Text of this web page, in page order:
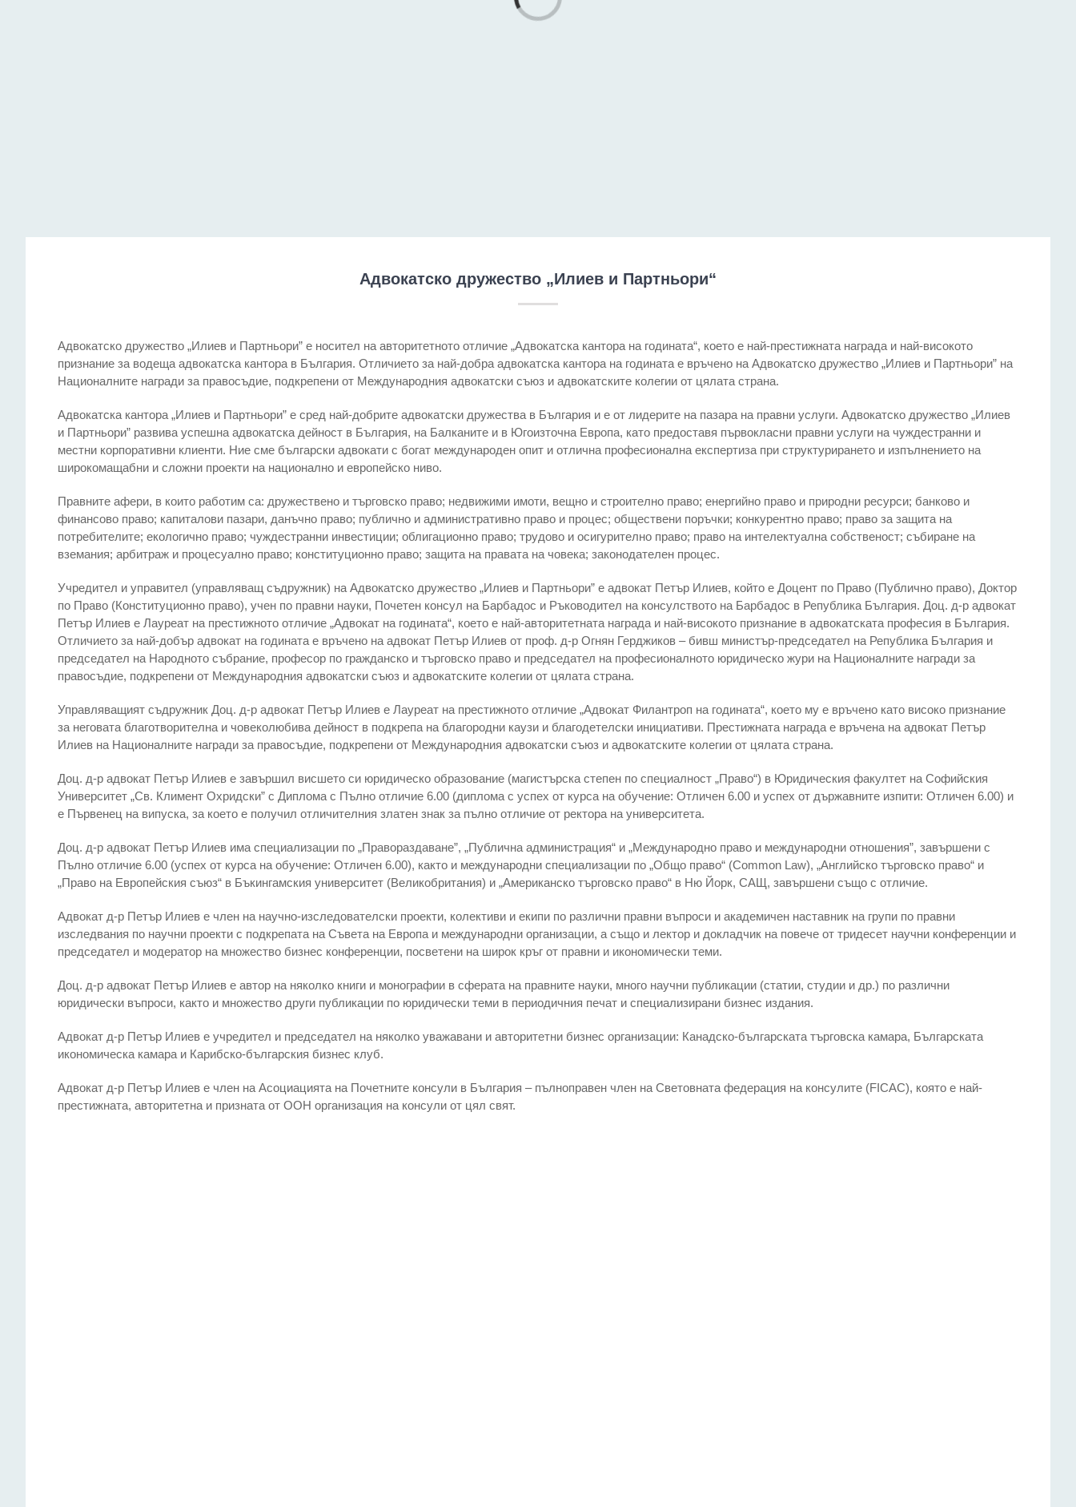
Адвокатско дружество „Илиев и Партньори“
Адвокатско дружество „Илиев и Партньoри” е носител на авторитетното отличие „Адвокатска кантора на годината“, което е най-престижната награда и най-високото
признание за водеща адвокатска кантора в България. Отличието за най-добра адвокатска кантора на годината е връчено на Адвокатско дружество „Илиев и Партньoри” на
Националните награди за правосъдие, подкрепени от Международния адвокатски съюз и адвокатските колегии от цялата странa.
Адвокатска кантора „Илиев и Партньoри” е сред най-добрите адвокатски дружества в България и е от лидерите на пазара на правни услуги. Адвокатско дружество „Илиев
и Партньoри” развива успешна адвокатска дейност в България, на Балканите и в Югоизточна Европа, като предоставя първокласни правни услуги на чуждестранни и
местни корпоративни клиенти. Ние сме български адвокати с богат международен опит и отлична професионална експертиза при структурирането и изпълнението на
широкомащабни и сложни проекти на национално и европейско ниво.
Правните афери, в които работим са: дружествено и търговско право; недвижими имоти, вещно и строително право; енергийно право и природни ресурси; банково и
финансово право; капиталови пазари, данъчно право; публично и административно право и процес; обществени поръчки; конкурентно право; право за защита на
потребителите; екологично право; чуждестранни инвестиции; облигационно право; трудово и осигурително право; право на интелектуална собственост; събиране на
вземания; арбитраж и процесуално право; конституционно право; защита на правата на човека; законодателен процес.
Учредител и управител (управляващ съдружник) на Адвокатско дружество „Илиев и Партньoри” e адвокат Петър Илиев, който е Доцент по Право (Публично право), Доктор
по Право (Конституционно право), учен по правни науки, Почетен консул на Барбадос и Ръководител на консулството на Барбадос в Република България. Доц. д-р адвокат
Петър Илиев е Лауреат на престижното отличие „Адвокат на годината“, което е най-авторитетната награда и най-високото признание в адвокатската професия в България.
Отличието за най-добър адвокат на годината е връчено на адвокат Петър Илиев от проф. д-р Огнян Герджиков – бивш министър-председател на Република България и
председател на Народното събрание, професор по гражданско и търговско право и председател на професионалното юридическо жури на Националните награди за
правосъдие, подкрепени от Международния адвокатски съюз и адвокатските колегии от цялата страна.
Управляващият съдружник Доц. д-р адвокат Петър Илиев е Лауреат на престижното отличие „Адвокат Филантроп на годината“, което му е връчено като високо признание
за неговата благотворителна и човеколюбива дейност в подкрепа на благородни каузи и благодетелски инициативи. Престижната награда е връчена на адвокат Петър
Илиев на Националните награди за правосъдие, подкрепени от Международния адвокатски съюз и адвокатските колегии от цялата страна.
Доц. д-р адвокат Петър Илиев е завършил висшето си юридическо образование (магистърска степен по специалност „Право“) в Юридическия факултет на Софийския
Университет „Св. Климент Охридски” с Диплома с Пълно отличие 6.00 (диплома с успех от курса на обучение: Отличен 6.00 и успех от държавните изпити: Отличен 6.00) и
е Първенец на випуска, за което е получил отличителния златен знак за пълно отличие от ректора на университета.
Доц. д-р адвокат Петър Илиев има специализации по „Правораздаване”, „Публична администрация“ и „Международно право и международни отношения”, завършени с
Пълно отличие 6.00 (успех от курса на обучение: Отличен 6.00), както и международни специализации по „Общо право“ (Common Law), „Английско търговско право“ и
„Право на Европейския съюз“ в Бъкингамския университет (Великобритания) и „Американско търговско право“ в Ню Йорк, САЩ, завършени също с отличие.
Адвокат д-р Петър Илиев е член на научно-изследователски проекти, колективи и екипи по различни правни въпроси и академичен наставник на групи по правни
изследвания по научни проекти с подкрепата на Съвета на Европа и международни организации, а също и лектор и докладчик на повече от тридесет научни конференции и
председател и модератор на множество бизнес конференции, посветени на широк кръг от правни и икономически теми.
Доц. д-р адвокат Петър Илиев е автор на няколко книги и монографии в сферата на правните науки, много научни публикации (статии, студии и др.) по различни
юридически въпроси, както и множество други публикации по юридически теми в периодичния печат и специализирани бизнес издания.
Адвокат д-р Петър Илиев е учредител и председател на няколко уважавани и авторитетни бизнес организации: Канадско-българската търговска камара, Българската
икономическа камара и Карибско-българския бизнес клуб.
Адвокат д-р Петър Илиев е член на Асоциацията на Почетните консули в България – пълноправен член на Световната федерация на консулите (FICAC), която е най-
престижната, авторитетна и призната от ООН организация на консули от цял свят.